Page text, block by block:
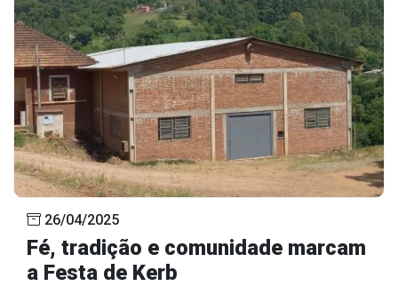
26/04/2025
Fé, tradição e comunidade marcam
a Festa de Kerb